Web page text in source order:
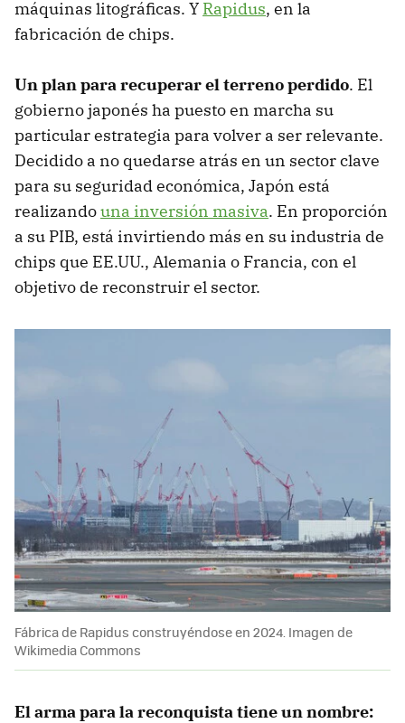
máquinas litográficas. Y Rapidus, en la
fabricación de chips.
Un plan para recuperar el terreno perdido. El
gobierno japonés ha puesto en marcha su
particular estrategia para volver a ser relevante.
Decidido a no quedarse atrás en un sector clave
para su seguridad económica, Japón está
realizandouna inversión masiva. En proporción
a su PIB, está invirtiendo más en su industria de
chips que EE.UU., Alemania o Francia, con el
objetivo de reconstruir el sector.
Fábrica de Rapidus construyéndose en 2024. Imagen de
Wikimedia Commons
El arma para la reconquista tiene un nombre: